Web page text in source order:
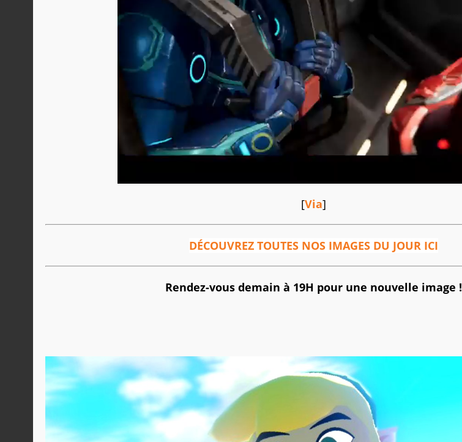
[Via]
DÉCOUVREZ TOUTES NOS IMAGES DU JOUR ICI
Rendez-vous demain à 19H pour une nouvelle image !